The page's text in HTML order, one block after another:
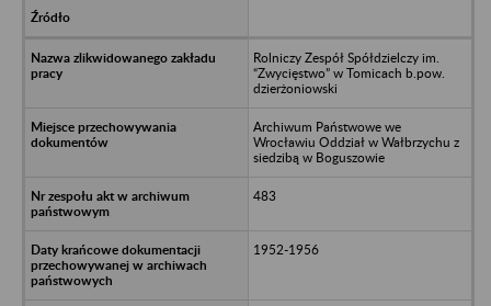
Rolniczy Zespół Spółdzielczy im.
“Zwycięstwo” w Tomicach b.pow.
dzierżoniowski
Archiwum Państwowe we
Wrocławiu Oddział w Wałbrzychu z
siedzibą w Boguszowie
483
1952-1956